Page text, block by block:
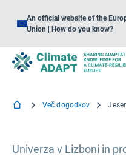
An official website of the
Union | How do you know?
Več dogodkov
Univerza v Lizboni in